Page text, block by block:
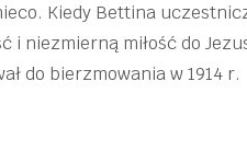
Kiedy Bettina
i niezmierną miłość do
do bierzmowania w 1914 r.